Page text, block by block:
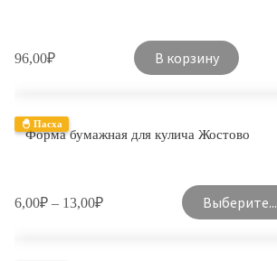
96,00₽ В корзину
🐣 Пасха
Форма бумажная для кулича Жостово
6,00₽ – 13,00₽ Выберите...